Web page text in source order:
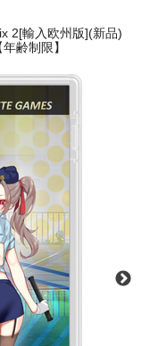
2[輸入欧州版](新品)
齢制限】